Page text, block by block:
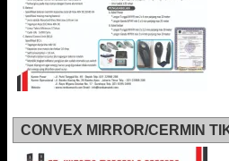
CONVEX MIRROR/CERMIN